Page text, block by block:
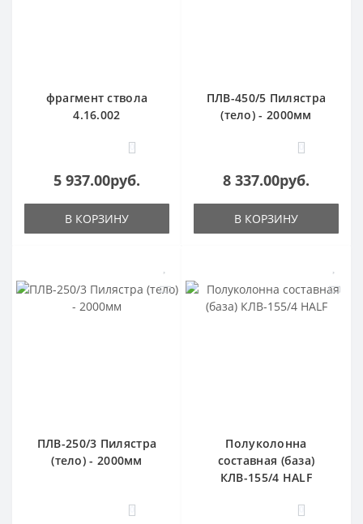
фрагмент ствола
4.16.002
0
5 937.00руб.
В КОРЗИНУ
ПЛВ-450/5 Пилястра
(тело) - 2000мм
0
8 337.00руб.
В КОРЗИНУ
ПЛВ-250/3 Пилястра
(тело) - 2000мм
0
Полуколонна
составная (база)
КЛВ-155/4 HALF
0